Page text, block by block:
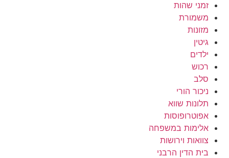
זמני שהות
משמורת
מזונות
גיטין
ילדים
רכוש
סלב
ניכור הורי
תלונות שווא
אפוטרופוסות
אלימות במשפחה
צוואות וירושות
בית הדין הרבני